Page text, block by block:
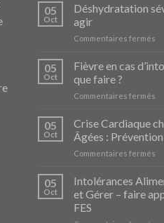
05
Oct
Déshydratation
agir
Commentaires ferméssur
:
et
05
Oct
Fièvre en cas
que faire ?
Commentaires ferméssur
en
?
05
Oct
Crise Cardiaque
Âgées :
Commentaires ferméssur
05
Oct
Intolérances
et Gérer – faire
FES